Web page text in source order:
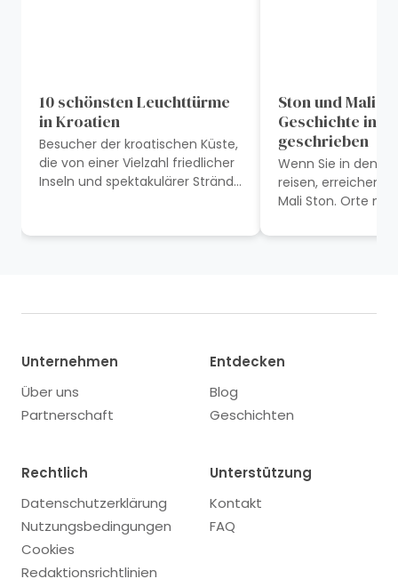
10 schönsten Leuchttürme
in Kroatien
Besucher der kroatischen Küste,
die von einer Vielzahl friedlicher
Inseln und spektakulärer Strände
Ston und Mali
Geschichte in
geschrieben
Wenn Sie in den
reisen, erreichen
Mali Ston. Orte
Halbinsel Pelješac.
Unternehmen
Über uns
Partnerschaft
Entdecken
Blog
Geschichten
Rechtlich
Datenschutzerklärung
Nutzungsbedingungen
Cookies
Redaktionsrichtlinien
Unterstützung
Kontakt
FAQ